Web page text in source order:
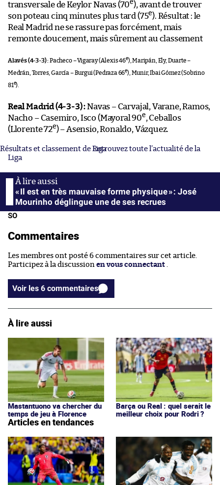
transversale de Keylor Navas (70e), avant de trouver
son poteau cinq minutes plus tard (75e). Résultat : le
Real Madrid ne se rassure pas forcément, mais
remonte doucement, mais sûrement au classement
Alavés (4-3-3) :Pacheco – Vigaray (Alexis 46e), Maripán, Ely, Duarte –
Medrán, Torres, García – Burgui (Pedraza 66e), Munir, Ibai Gómez (Sobrino
81e).
Real Madrid (4-3-3) :Navas – Carvajal, Varane, Ramos,
Nacho – Casemiro, Isco (Mayoral 90e, Ceballos
(Llorente 72e) – Asensio, Ronaldo, Vázquez.
Résultats et classement de LigaRetrouvez toute l’actualité de la
Liga
« Il est en très mauvaise forme physique » : José
Mourinho déglingue une de ses recrues
SO
Commentaires
Les membres ont posté 6 commentaires sur cet article.
Participez à la discussion en vous connectant
Voir les 6 commentaires
À lire aussi
Mastantuono va chercher du
temps de jeu à Florence
Barça ou Real : quel serait le
meilleur choix pour Rodri ?
Articles en tendances